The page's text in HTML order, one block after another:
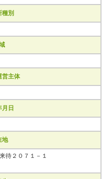
種別
営主体
月日
地
待２０７１－１